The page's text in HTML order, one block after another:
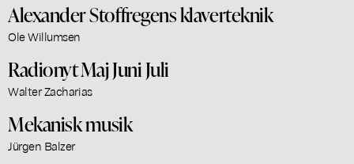
Alexander Stoffregens klaverteknik
Ole Willumsen
Radionyt Maj Juni Juli
Walter Zacharias
Mekanisk musik
Jürgen Balzer